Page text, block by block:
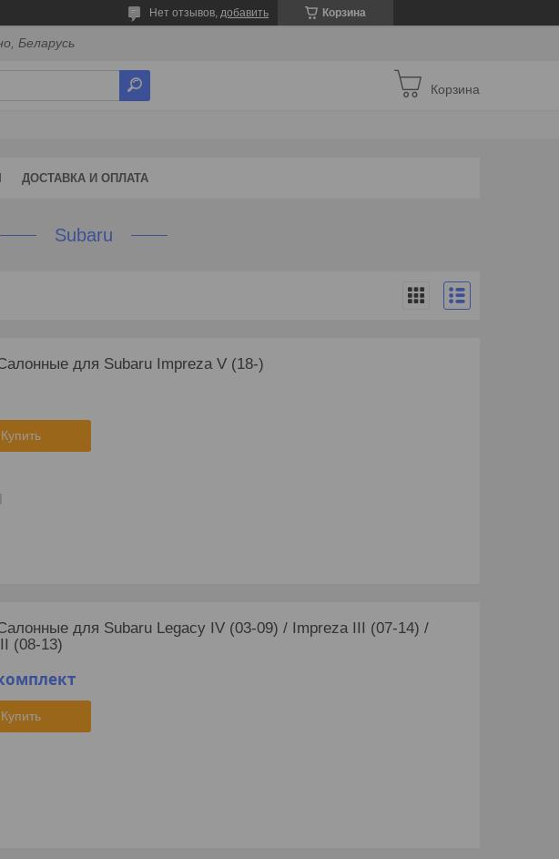
Корзина
Нет отзывов, добавить
Беларусь
Корзина
ДОСТАВКА И ОПЛАТА
Subaru
для Subaru Impreza V (18-)
Купить
для Subaru Legacy IV (03-09) / Impreza III (07-14) /
(08-13)
Купить